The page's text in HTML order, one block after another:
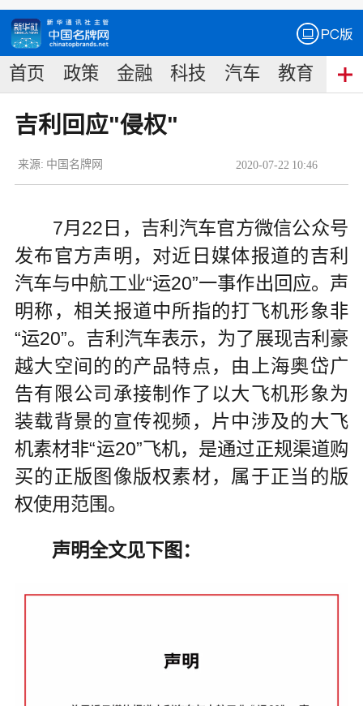
首页 政策 金融 科技 汽车 教育 食
吉利回应"侵权"
2020-07-22 10:46
来源: 中国名牌网
7月22日，吉利汽车官方微信公众号
发布官方声明，对近日媒体报道的吉利
汽车与中航工业“运20”一事作出回应。声
明称，相关报道中所指的打飞机形象非
“运20”。吉利汽车表示，为了展现吉利豪
越大空间的的产品特点，由上海奥岱广
告有限公司承接制作了以大飞机形象为
装载背景的宣传视频，片中涉及的大飞
机素材非“运20”飞机，是通过正规渠道购
买的正版图像版权素材，属于正当的版
权使用范围。
声明全文见下图：